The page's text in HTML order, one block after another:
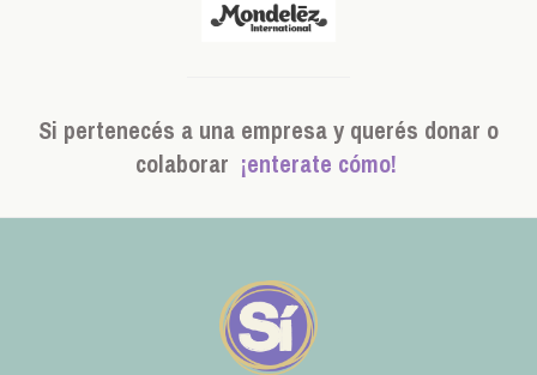
Si pertenecés a una empresa y querés donar o
colaborar ¡enterate cómo!